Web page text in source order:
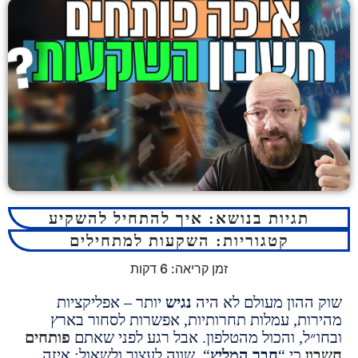
תגיות בנושא:איך להתחיל להשקיע
קטגוריות:השקעות למתחילים
זמן קריאה: 6 דקות
מעולם לא היה נגישיותר – אפליקציות
עמלות תחרותיות, אפשרות לסחור בארץ
והכול מהטלפון. אבל רגע לפני שאתםפותחים